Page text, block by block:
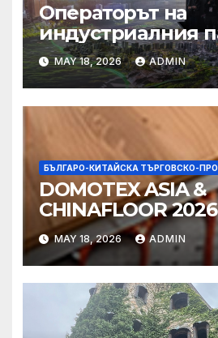
Операторът на
индустриалния
Shui Kiu
издаването на
намаляване на
фирмите
MAY 18, 2026 ADMIN
БЪЛГАРО-КИТАЙСКА ТЪРГОВСКО-
DOMOTEX ASIA &
CHINAFLOOR 2026
MAY 18, 2026 ADMIN